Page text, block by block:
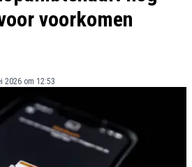
voorkomen
2026 om 12:53